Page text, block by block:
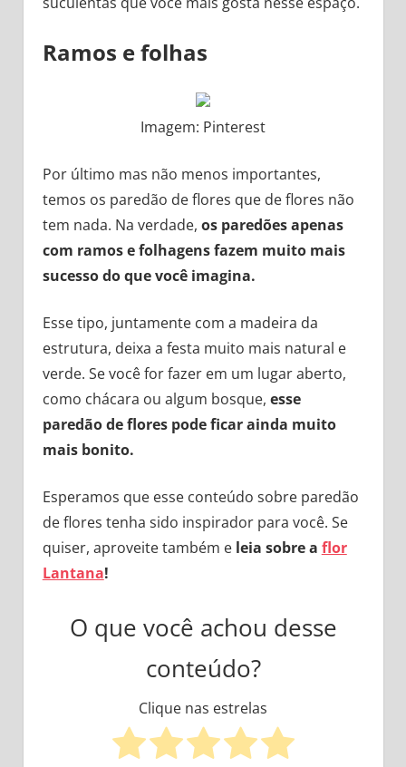
Ramos e folhas
Imagem: Pinterest
Por último mas não menos importantes,
temos os paredão de flores que de flores não
tem nada. Na verdade, os paredões apenas
com ramos e folhagens fazem muito mais
sucesso do que você imagina.
Esse tipo, juntamente com a madeira da
estrutura, deixa a festa muito mais natural e
verde. Se você for fazer em um lugar aberto,
como chácara ou algum bosque, esse
paredão de flores pode ficar ainda muito
mais bonito.
Esperamos que esse conteúdo sobre paredão
de flores tenha sido inspirador para você. Se
quiser, aproveite também e leia sobre a flor
Lantana!
O que você achou desse
conteúdo?
Clique nas estrelas